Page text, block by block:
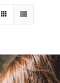
Tienda
Videos